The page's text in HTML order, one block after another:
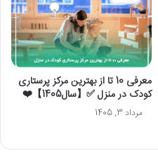
معرفی 10 تا از بهترین مرکز پرستاری
کودک در منزل ✅【سال1405】❤️
مرداد 3, 1405